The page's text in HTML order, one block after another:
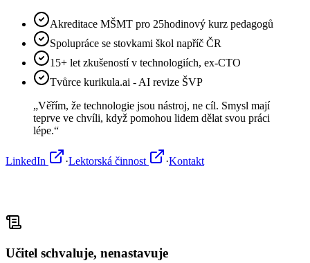
Akreditace MŠMT pro 25hodinový kurz pedagogů
Spolupráce se stovkami škol napříč ČR
15+ let zkušeností v technologiích, ex-CTO
Tvůrce kurikula.ai - AI revize ŠVP
„Věřím, že technologie jsou nástroj, ne cíl. Smysl mají
teprve ve chvíli, když pomohou lidem dělat svou práci
lépe.“
LinkedIn ·Lektorská činnost ·Kontakt
Učitel schvaluje, nenastavuje